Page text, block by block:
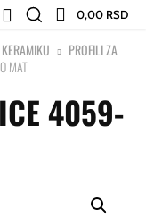
0,00 RSD
PROFILI ZA
MAT
4059-